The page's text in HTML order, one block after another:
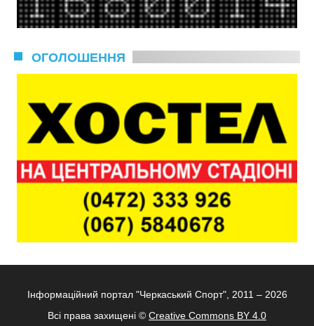
ОГОЛОШЕННЯ
Інформаційний портал "Черкаський Спорт", 2011 – 2026
Всі права захищені © Creative Commons BY 4.0